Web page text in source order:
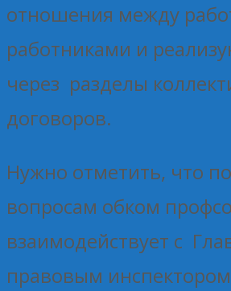
отношения между
работниками и
через разделы
договоров.
Нужно отметить, что
вопросам обком
взаимодействует с
правовым